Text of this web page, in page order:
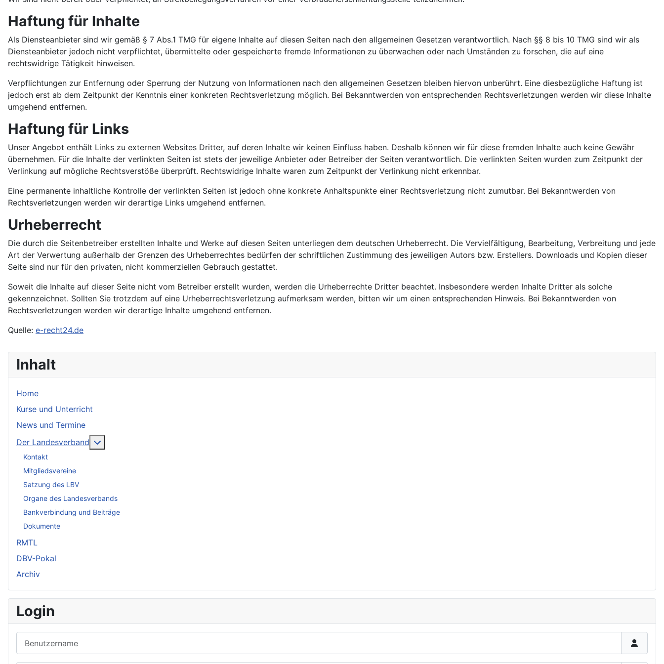
Inhalt
Home
Kurse und Unterricht
News und Termine
Der Landesverband
Kontakt
Mitgliedsvereine
Satzung des LBV
Organe des Landesverbands
Bankverbindung und Beiträge
Dokumente
RMTL
DBV-Pokal
Archiv
Login
Haftung für Inhalte
Als Diensteanbieter sind wir gemäß § 7 Abs.1 TMG für eigene Inhalte auf diesen Seiten nach den allgemeinen Gesetzen verantwortlich. Nach §§ 8 bis 10 TMG sind wir als
Diensteanbieter jedoch nicht verpflichtet, übermittelte oder gespeicherte fremde Informationen zu überwachen oder nach Umständen zu forschen, die auf eine
rechtswidrige Tätigkeit hinweisen.
Verpflichtungen zur Entfernung oder Sperrung der Nutzung von Informationen nach den allgemeinen Gesetzen bleiben hiervon unberührt. Eine diesbezügliche Haftung ist
jedoch erst ab dem Zeitpunkt der Kenntnis einer konkreten Rechtsverletzung möglich. Bei Bekanntwerden von entsprechenden Rechtsverletzungen werden wir diese Inhalte
umgehend entfernen.
Haftung für Links
Unser Angebot enthält Links zu externen Websites Dritter, auf deren Inhalte wir keinen Einfluss haben. Deshalb können wir für diese fremden Inhalte auch keine Gewähr
übernehmen. Für die Inhalte der verlinkten Seiten ist stets der jeweilige Anbieter oder Betreiber der Seiten verantwortlich. Die verlinkten Seiten wurden zum Zeitpunkt der
Verlinkung auf mögliche Rechtsverstöße überprüft. Rechtswidrige Inhalte waren zum Zeitpunkt der Verlinkung nicht erkennbar.
Eine permanente inhaltliche Kontrolle der verlinkten Seiten ist jedoch ohne konkrete Anhaltspunkte einer Rechtsverletzung nicht zumutbar. Bei Bekanntwerden von
Rechtsverletzungen werden wir derartige Links umgehend entfernen.
Urheberrecht
Die durch die Seitenbetreiber erstellten Inhalte und Werke auf diesen Seiten unterliegen dem deutschen Urheberrecht. Die Vervielfältigung, Bearbeitung, Verbreitung und jede
Art der Verwertung außerhalb der Grenzen des Urheberrechtes bedürfen der schriftlichen Zustimmung des jeweiligen Autors bzw. Erstellers. Downloads und Kopien dieser
Seite sind nur für den privaten, nicht kommerziellen Gebrauch gestattet.
Soweit die Inhalte auf dieser Seite nicht vom Betreiber erstellt wurden, werden die Urheberrechte Dritter beachtet. Insbesondere werden Inhalte Dritter als solche
gekennzeichnet. Sollten Sie trotzdem auf eine Urheberrechtsverletzung aufmerksam werden, bitten wir um einen entsprechenden Hinweis. Bei Bekanntwerden von
Rechtsverletzungen werden wir derartige Inhalte umgehend entfernen.
Quelle: e-recht24.de